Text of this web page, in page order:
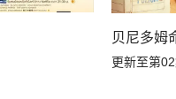
贝尼多姆
更新至第